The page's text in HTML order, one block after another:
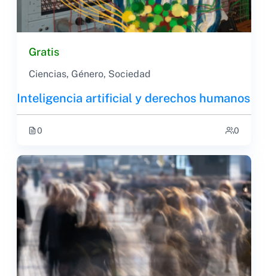
Gratis
Ciencias, Género, Sociedad
Inteligencia artificial y derechos humanos
0 0